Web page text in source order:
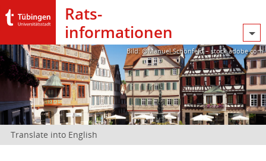
Rats­
informationen
Bild: @Manuel Schönfeld – stock.adobe.com
Translate into English